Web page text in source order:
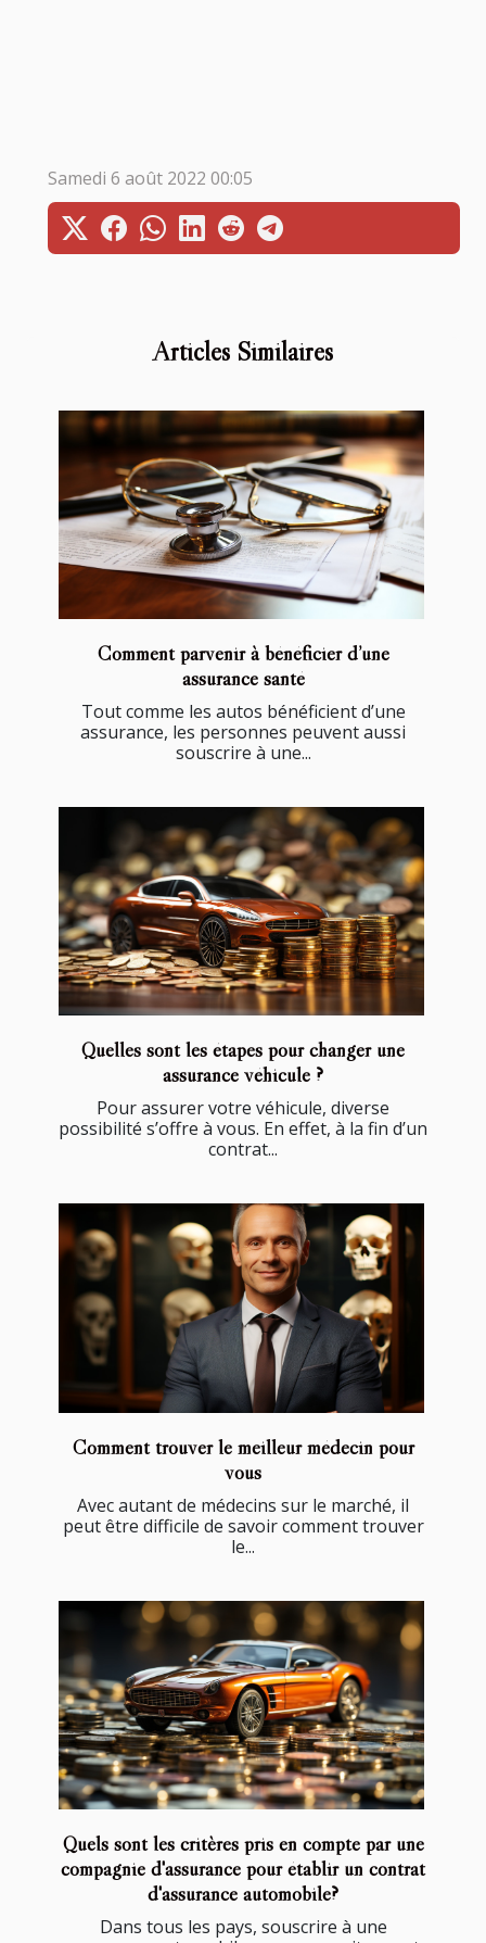
Articles Similaires
Comment parvenir à bénéficier d’une
assurance santé
Tout comme les autos bénéficient d’une
assurance, les personnes peuvent aussi
souscrire à une...
Quelles sont les étapes pour changer une
assurance véhicule ?
Pour assurer votre véhicule, diverse
possibilité s’offre à vous. En effet, à la fin d’un
contrat...
Comment trouver le meilleur médecin pour
vous
Avec autant de médecins sur le marché, il
peut être difficile de savoir comment trouver
le...
Quels sont les critères pris en compte par une
compagnie d'assurance pour établir un contrat
d'assurance automobile?
Dans tous les pays, souscrire à une
Samedi 6 août 2022 00:05